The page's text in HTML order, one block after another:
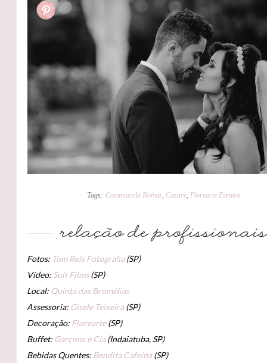
Tags: Casamarela Noivas, Casare, Florearte Eventos
Fotos: Tom Reis Fotografia(SP)
Vídeo: Suit Films(SP)
Local: Quinta das Bromélias
Assessoria: Gisele Teixeira(SP)
Decoração: Florearte(SP)
Buffet: Garçons e Cia(Indaiatuba, SP)
Bebidas Quentes: Bendita Cafeína(SP)